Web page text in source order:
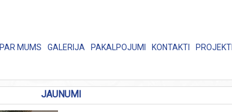
PAR MUMS GALERIJA PAKALPOJUMI KONTAKTI PROJEKTI
JAUNUMI